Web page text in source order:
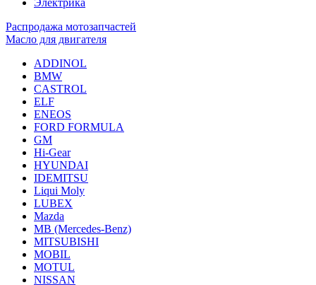
Электрика
Распродажа мотозапчастей
Масло для двигателя
ADDINOL
BMW
CASTROL
ELF
ENEOS
FORD FORMULA
GM
Hi-Gear
HYUNDAI
IDEMITSU
Liqui Moly
LUBEX
Mazda
MB (Mercedes-Вenz)
MITSUBISHI
MOBIL
MOTUL
NISSAN